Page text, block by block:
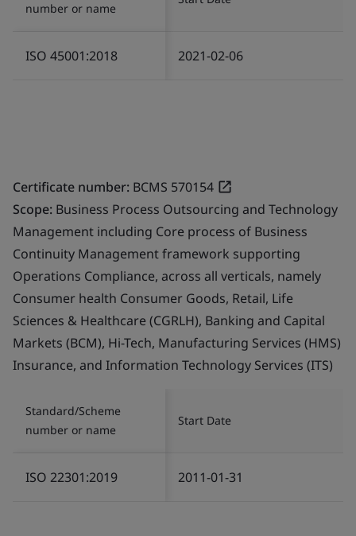
number or name
ISO 45001:2018 2021-02-06
Certificate number: BCMS 570154
Scope: Business Process Outsourcing and Technology
Management including Core process of Business
Continuity Management framework supporting
Operations Compliance, across all verticals, namely
Consumer health Consumer Goods, Retail, Life
Sciences & Healthcare (CGRLH), Banking and Capital
Markets (BCM), Hi-Tech, Manufacturing Services (HMS)
Insurance, and Information Technology Services (ITS)
Standard/Scheme
number or name
Start Date
ISO 22301:2019 2011-01-31